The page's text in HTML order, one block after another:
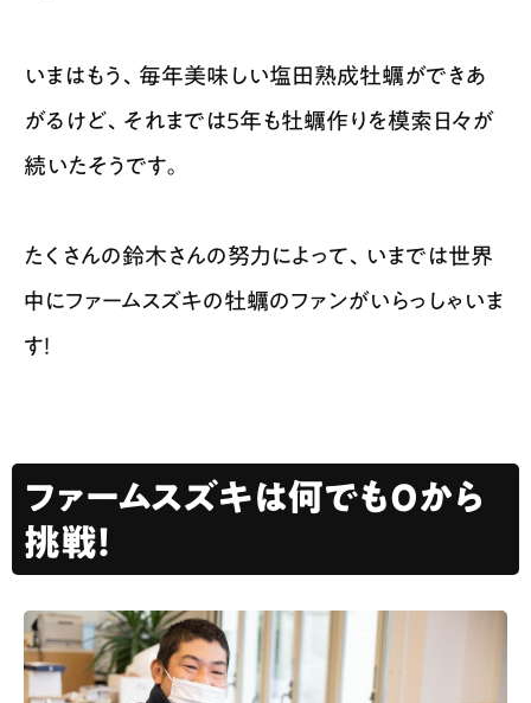
いまはもう、毎年美味しい塩田熟成牡蠣ができあ
がるけど、それまでは5年も牡蠣作りを模索日々が
続いたそうです。
たくさんの鈴木さんの努力によって、いまでは世界
中にファームスズキの牡蠣のファンがいらっしゃいま
す！
ファームスズキは何でも0から
挑戦！